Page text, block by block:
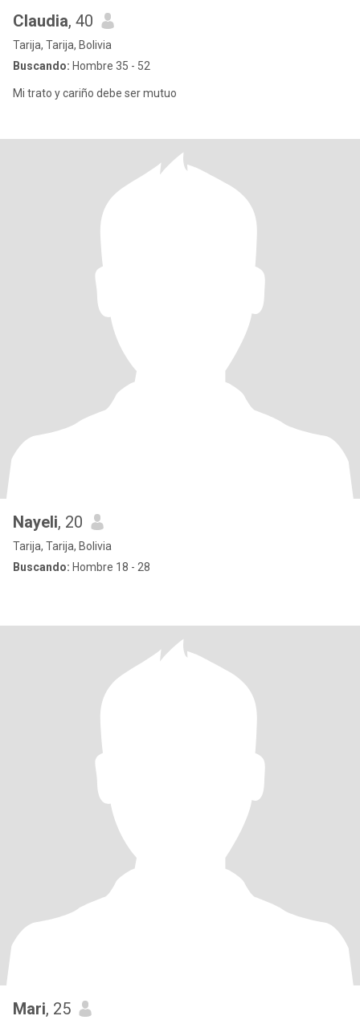
Claudia, 40
Tarija, Tarija, Bolivia
Buscando: Hombre 35 - 52
Mi trato y cariño debe ser mutuo
Nayeli, 20
Tarija, Tarija, Bolivia
Buscando: Hombre 18 - 28
Mari, 25